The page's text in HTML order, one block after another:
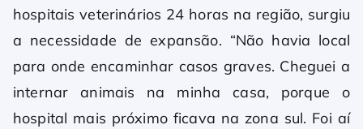
hospitais veterinários 24 horas na região, surgiu
a necessidade de expansão. “Não havia local
para onde encaminhar casos graves. Cheguei a
internar animais na minha casa, porque o
hospital mais próximo ficava na zona sul. Foi aí